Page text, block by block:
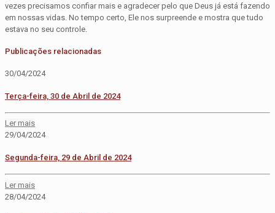
vezes precisamos confiar mais e agradecer pelo que Deus já está fazendo
em nossas vidas. No tempo certo, Ele nos surpreende e mostra que tudo
estava no seu controle.
Publicações relacionadas
30/04/2024
Terça-feira, 30 de Abril de 2024
Ler mais
29/04/2024
Segunda-feira, 29 de Abril de 2024
Ler mais
28/04/2024